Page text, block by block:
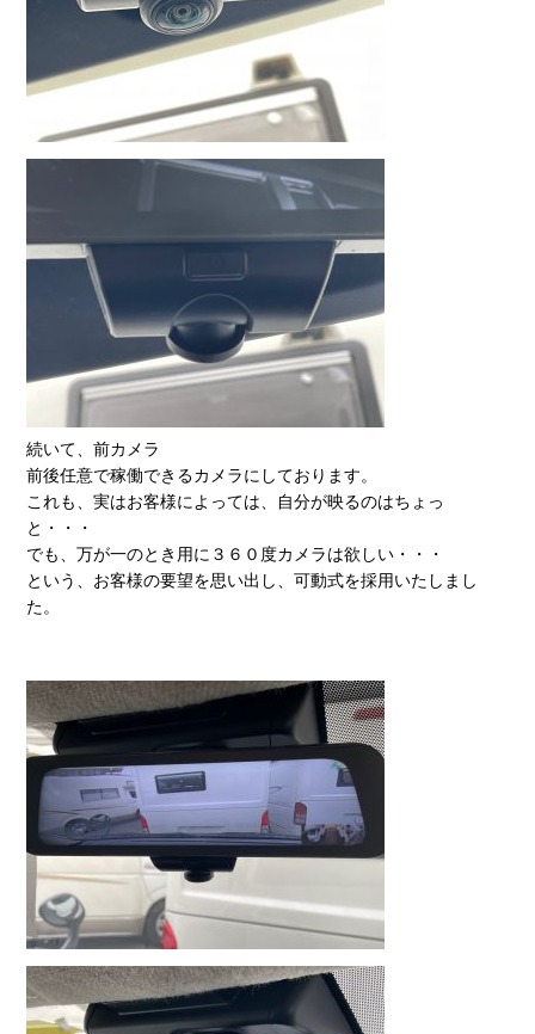
続いて、前カメラ
前後任意で稼働できるカメラにしております。
これも、実はお客様によっては、自分が映るのはちょっ
と・・・
でも、万が一のとき用に３６０度カメラは欲しい・・・
という、お客様の要望を思い出し、可動式を採用いたしまし
た。